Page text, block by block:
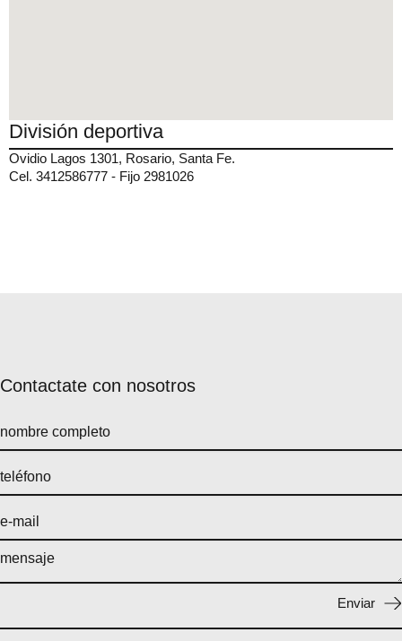
División deportiva
Ovidio Lagos 1301, Rosario, Santa Fe.
Cel. 3412586777 - Fijo 2981026
Contactate con nosotros